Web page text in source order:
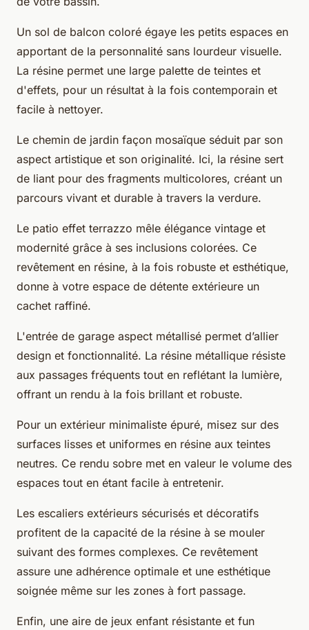
Un sol de balcon coloré égaye les petits espaces en
apportant de la personnalité sans lourdeur visuelle.
La résine permet une large palette de teintes et
d'effets, pour un résultat à la fois contemporain et
facile à nettoyer.
Le chemin de jardin façon mosaïque séduit par son
aspect artistique et son originalité. Ici, la résine sert
de liant pour des fragments multicolores, créant un
parcours vivant et durable à travers la verdure.
Le patio effet terrazzo mêle élégance vintage et
modernité grâce à ses inclusions colorées. Ce
revêtement en résine, à la fois robuste et esthétique,
donne à votre espace de détente extérieure un
cachet raffiné.
L'entrée de garage aspect métallisé permet d’allier
design et fonctionnalité. La résine métallique résiste
aux passages fréquents tout en reflétant la lumière,
offrant un rendu à la fois brillant et robuste.
Pour un extérieur minimaliste épuré, misez sur des
surfaces lisses et uniformes en résine aux teintes
neutres. Ce rendu sobre met en valeur le volume des
espaces tout en étant facile à entretenir.
Les escaliers extérieurs sécurisés et décoratifs
profitent de la capacité de la résine à se mouler
suivant des formes complexes. Ce revêtement
assure une adhérence optimale et une esthétique
soignée même sur les zones à fort passage.
Enfin, une aire de jeux enfant résistante et fun